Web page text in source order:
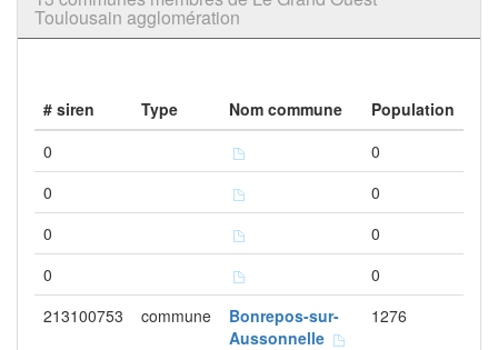
Toulousain agglomération
# siren Type Nom commune
Population
0
0
0
0
0
0
0
0
213100753
commune
Bonrepos-sur-
Aussonnelle
1276